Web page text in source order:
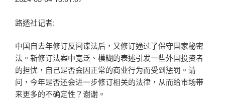
路透社记者:
中国自去年修订反间谍法后，又修订通过了保守国家秘密
法。新修订法案中宽泛、模糊的表述引发一些外国投资者
的担忧，自己是否会因正常的商业行为而受到惩罚。请
问，今年是否还会进一步修订相关的法律，从而给市场带
来更多的不确定性？谢谢。